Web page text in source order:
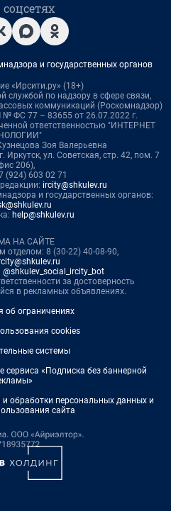
и государственных органов
«Ирсити.ру» (18+)
службой по надзору в сфере связи,
коммуникаций (Роскомнадзор)
ФС 77 – 83655 от 26.07.2022 г.
ответственностью "ИНТЕРНЕТ
Зоя Валерьевна
Иркутск, ул. Советская, стр. 42, пом. 7
206),
(924) 603 02 71
ircity@shkulev.ru
и государственных органов:
help@shkulev.ru
НА САЙТЕ
отделом: 8 (30-22) 40-08-90,
@shkulev_social_ircity_bot
за достоверность
в рекламных объявлениях.
об ограничениях
cookies
системы
сервиса «Подписка без баннерной
обработки персональных данных и
сайта